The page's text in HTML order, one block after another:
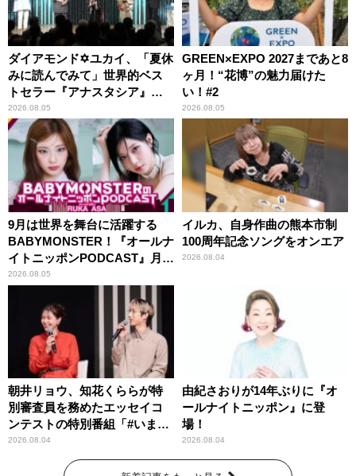
ダイアモンド✡ユカイ、「夏休
みに読んでみて」世界的ベス
トセラー『アナスタシア』を
紹介
2026.08.05
GREEN×EXPO 2027まであと8
ヶ月！“花博”の魅力届けた
い！#2
2026.08.05
9月は世界を舞台に活躍する
BABYMONSTER！『オールナ
イトニッポンPODCAST』月替
わりパーソナリティ
2026.08.05
イルカ、自身作曲の熊本市制
100周年記念ソングをオンエア
2026.08.04
朝井リョウ、知花くららが特
別審査員を務めたエッセイコ
ンテストの特別番組「#いまあ
なたに伝えたいこと」
2026.08.04
由紀さおりが14年ぶりに『オ
ールナイトニッポン』に登
場！
2026.08.04